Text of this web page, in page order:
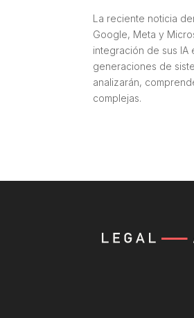
La reciente noticia
Google, Meta y
integración de sus IA
generaciones de
analizarán,
complejas.